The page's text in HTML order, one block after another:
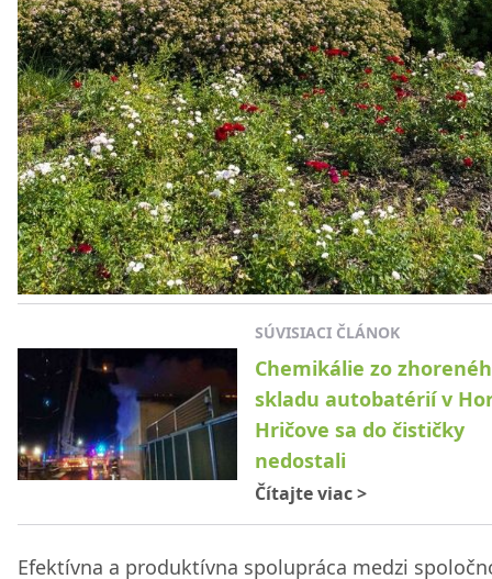
SÚVISIACI ČLÁNOK
Chemikálie zo
skladu autobatérií v
Hričove sa do čističky
nedostali
Čítajte viac>
Efektívna a produktívna spolupráca medzi